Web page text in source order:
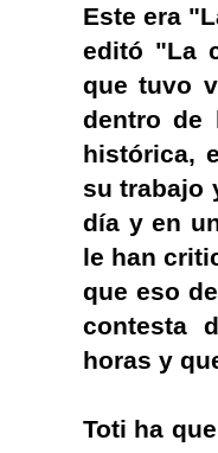
Este era
editó "La
que tuvo
dentro de
histórica,
su trabajo
día y en
le han
que eso
contesta
horas y
Toti ha